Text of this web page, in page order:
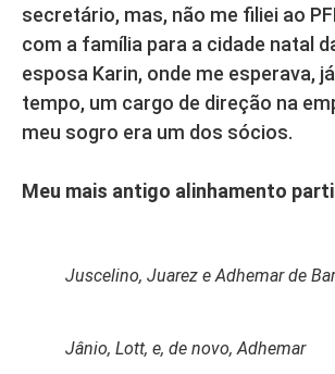
secretário, mas, não me filiei ao
com a família para a cidade natal
esposa Karin, onde me esperava,
tempo, um cargo de direção na
meu sogro era um dos sócios.
Meu mais antigo alinhamento
Juscelino, Juarez e Adhemar de
Jânio, Lott, e, de novo, Adhemar